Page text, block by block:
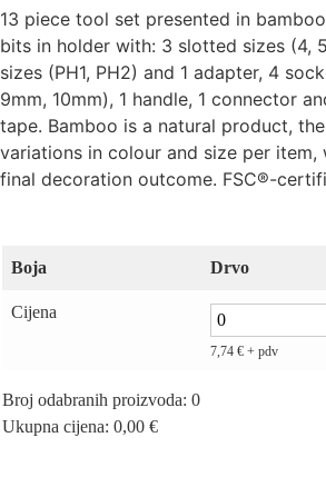
13 piece tool set presented in
bits in holder with: 3 slotted sizes (4,
sizes (PH1, PH2) and 1 adapter, 4
9mm, 10mm), 1 handle, 1 connector
tape. Bamboo is a natural product,
variations in colour and size per
final decoration outcome. FSC®-
Boja Drvo
Cijena
7,74 € + pdv
Broj odabranih proizvoda: 0
Ukupna cijena: 0,00 €